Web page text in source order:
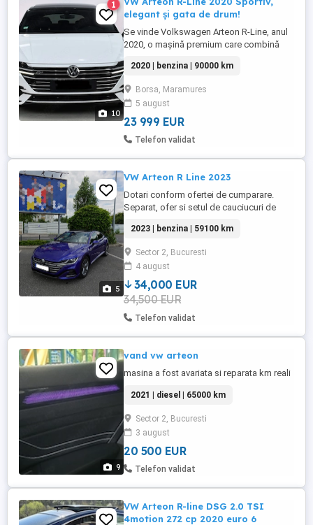
10
1
elegant și gata de drum!
Se vinde Volkswagen Arteon R-Line, anul
2020, o mașină premium care combină
cine vrea să iasă în evidență și să se
bucure de confort la fiecare drum. Motor
2.0 TSI puternic și fiabil 190 (toți tineri și
nevătămați ) 90.000 km (în creștere
mașina ...
2020 | benzina | 90000 km
Borsa, Maramures
5 august
23 999 EUR
Telefon validat
5
VW Arteon R Line 2023
Dotari conform ofertei de cumparare.
Separat, ofer si setul de cauciucuri de
principale Culoare Lapiz Blue Metallic
Tapițerie ArtVelours Nappa Trapa
panoramică din sticlă Climatizare
automată pe 3 zone (Air Care Climatronic)
Keyless Access + pornire din ...
2023 | benzina | 59100 km
Sector 2, Bucuresti
4 august
34,000 EUR
34,500 EUR
Telefon validat
9
vand vw arteon
masina a fost avariata si reparata km reali
2021 | diesel | 65000 km
Sector 2, Bucuresti
3 august
20 500 EUR
Telefon validat
VW Arteon R-line DSG 2.0 TSI
4motion 272 cp 2020 euro 6